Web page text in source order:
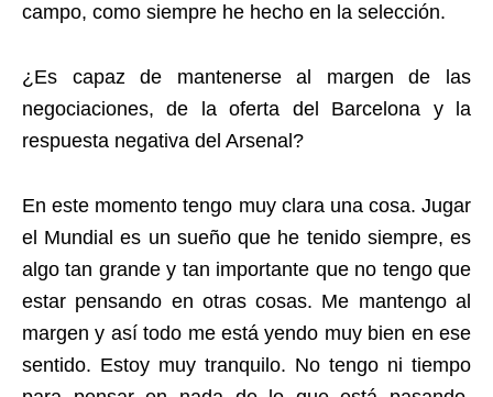
campo, como siempre he hecho en la selección.
¿Es capaz de mantenerse al margen de las
negociaciones, de la oferta del Barcelona y la
respuesta negativa del Arsenal?
En este momento tengo muy clara una cosa. Jugar
el Mundial es un sueño que he tenido siempre, es
algo tan grande y tan importante que no tengo que
estar pensando en otras cosas. Me mantengo al
margen y así todo me está yendo muy bien en ese
sentido. Estoy muy tranquilo. No tengo ni tiempo